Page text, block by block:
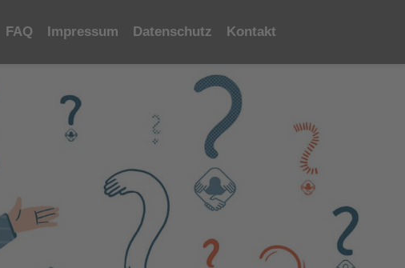
FAQ Impressum Datenschutz Kontakt